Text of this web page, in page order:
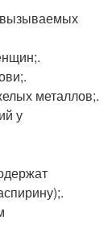
вызываемых
металлов;.
у